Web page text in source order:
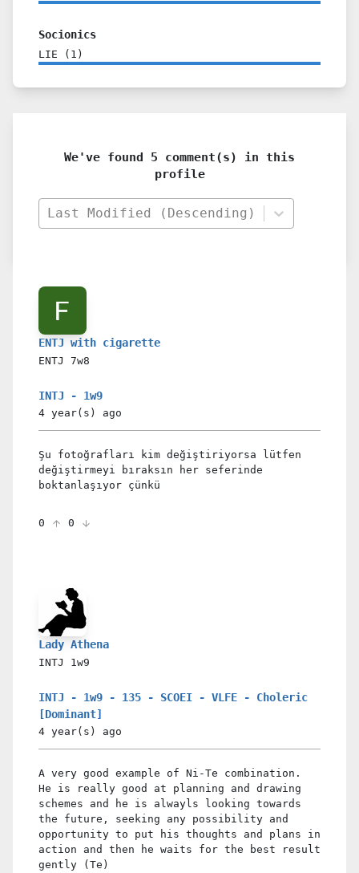
Socionics
LIE ( 1 )
We've found 5 comment(s) in this
profile
Last Modified (Descending)
ENTJ with cigarette
ENTJ 7w8
INTJ - 1w9
4 year(s) ago
Şu fotoğrafları kim değiştiriyorsa lütfen
değiştirmeyi bıraksın her seferinde
boktanlaşıyor çünkü
0 0
Lady Athena
INTJ 1w9
INTJ - 1w9 - 135 - SCOEI - VLFE - Choleric
[Dominant]
4 year(s) ago
A very good example of Ni-Te combination.
He is really good at planning and drawing
schemes and he is alwayls looking towards
the future, seeking any possibility and
opportunity to put his thoughts and plans in
action and then he waits for the best result
gently (Te)